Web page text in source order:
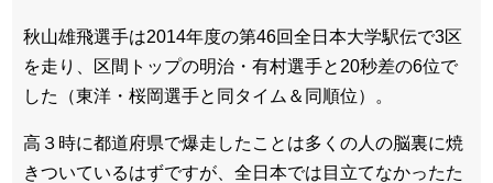
秋山雄飛選手は2014年度の第46回全日本大学駅伝で3区
を走り、区間トップの明治・有村選手と20秒差の6位で
した（東洋・桜岡選手と同タイム＆同順位）。
高３時に都道府県で爆走したことは多くの人の脳裏に焼
きついているはずですが、全日本では目立てなかったた